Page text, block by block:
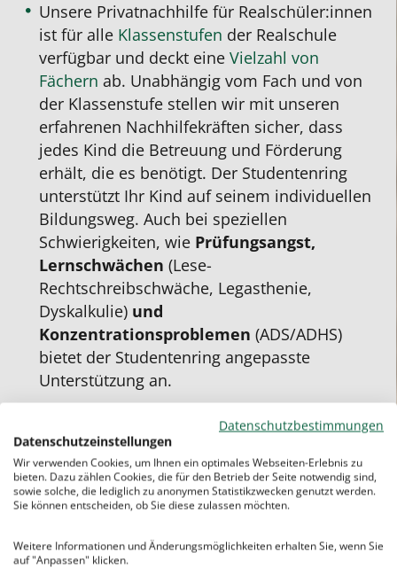
Unsere Privatnachhilfe für Realschüler:innen
ist für alle Klassenstufen der Realschule
verfügbar und deckt eineVielzahl von
Fächern ab. Unabhängig vom Fach und von
der Klassenstufe stellen wir mit unseren
erfahrenen Nachhilfekräften sicher, dass
jedes Kind die Betreuung und Förderung
erhält, die es benötigt. Der Studentenring
unterstützt Ihr Kind auf seinem individuellen
Bildungsweg. Auch bei speziellen
Schwierigkeiten, wie Prüfungsangst,
Lernschwächen(Lese-
Rechtschreibschwäche, Legasthenie,
Dyskalkulie) und
Konzentrationsproblemen(ADS/ADHS)
bietet der Studentenring angepasste
Unterstützung an.
UnsereAngebote für die Realschulesind
vor Ort und
möglich.
Beim Studentenring gibt es keine
Laufzeitverträgeundkeine
Mindeststundenzahl.DieEinzelnachhilfe
Datenschutzbestimmungen
Datenschutzeinstellungen
Wir verwenden Cookies, um Ihnen ein optimales Webseiten-Erlebnis zu
bieten. Dazu zählen Cookies, die für den Betrieb der Seite notwendig sind,
sowie solche, die lediglich zu anonymen Statistikzwecken genutzt werden.
Sie können entscheiden, ob Sie diese zulassen möchten.
Weitere Informationen und Änderungsmöglichkeiten erhalten Sie, wenn Sie
auf "Anpassen" klicken.